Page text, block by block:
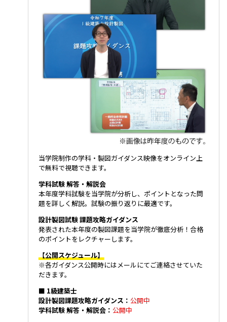
当学院制作の学科・製図ガイダンス映像をオンライン上
で無料で視聴できます。
学科試験 解答・解説会
本年度学科試験を当学院が分析し、ポイントとなった問
題を詳しく解説。試験の振り返りに最適です。
設計製図試験 課題攻略ガイダンス
発表された本年度の製図課題を当学院が徹底分析！合格
のポイントをレクチャーします。
【公開スケジュール】
※各ガイダンス公開時にはメールにてご連絡させていた
だきます。
■ 1級建築士
設計製図課題攻略ガイダンス： 公開中
学科試験 解答・解説会： 公開中